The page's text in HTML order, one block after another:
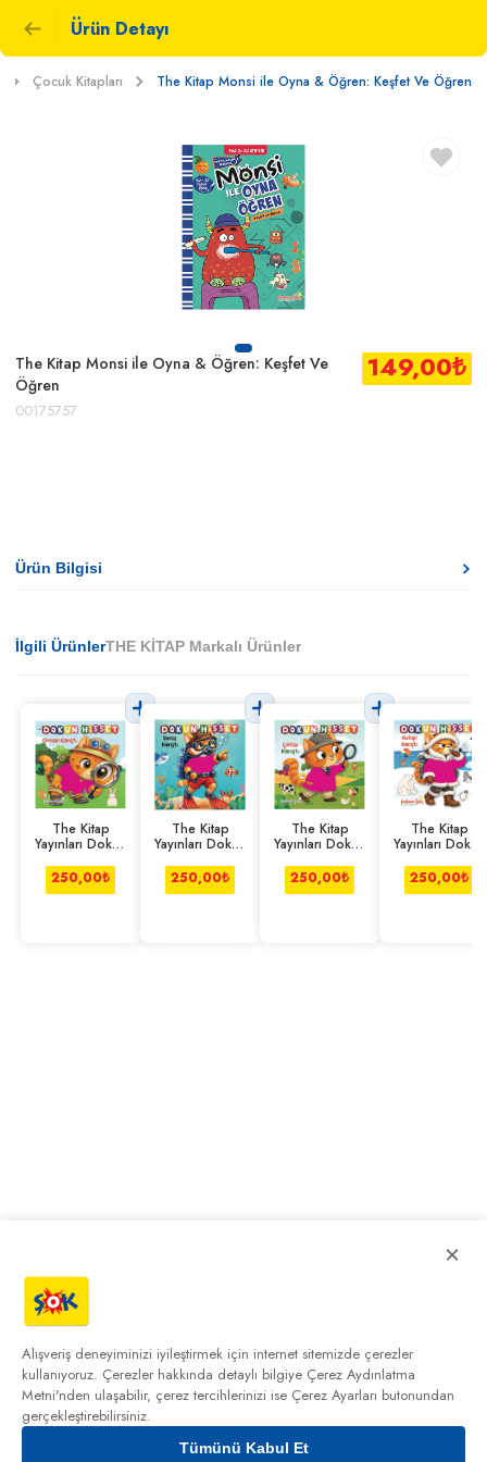
Ürün Detayı
Çocuk Kitapları The Kitap Monsi ile Oyna & Öğren: Keşfet Ve Öğren
The Kitap Monsi ile Oyna & Öğren: Keşfet Ve
Öğren
00175757
149,00₺
Ürün Bilgisi
İlgili ÜrünlerTHE KİTAP Markalı Ürünler
The Kitap
Yayınları Dokun
Karıştı
250,00₺
The Kitap
Yayınları Dokun
Karıştı
250,00₺
The Kitap
Yayınları Dokun
Karıştı
250,00₺
The Kitap
Yayınları Dokun
Karıştı
250,00₺
×
Alışveriş deneyiminizi iyileştirmek için internet sitemizde çerezler
kullanıyoruz. Çerezler hakkında detaylı bilgiye Çerez Aydınlatma
Metni'nden ulaşabilir, çerez tercihlerinizi ise Çerez Ayarları butonundan
gerçekleştirebilirsiniz.
Tümünü Kabul Et